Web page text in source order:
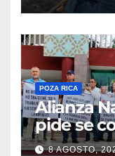
POZA RICA
Alianza
pide se
8 AGOSTO,